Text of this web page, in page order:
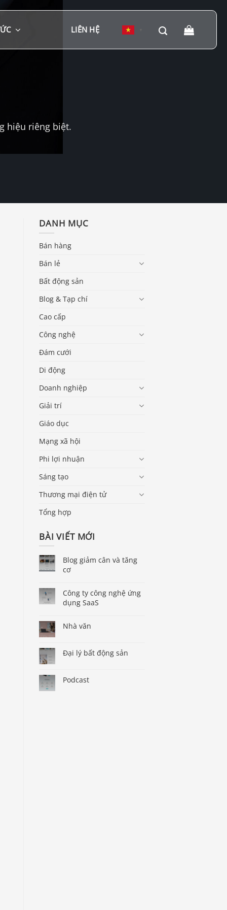
LIÊN HỆ
hiệu riêng biệt.
DANH MỤC
Bán hàng
Bán lẻ
Bất động sản
Blog & Tạp chí
Cao cấp
Công nghệ
Đám cưới
Di động
Doanh nghiệp
Giải trí
Giáo dục
Mạng xã hội
Phi lợi nhuận
Sáng tạo
Thương mại điện tử
Tổng hợp
BÀI VIẾT MỚI
Blog giảm cân và tăng
cơ
Công ty công nghệ ứng
dụng SaaS
Nhà văn
Đại lý bất động sản
Podcast